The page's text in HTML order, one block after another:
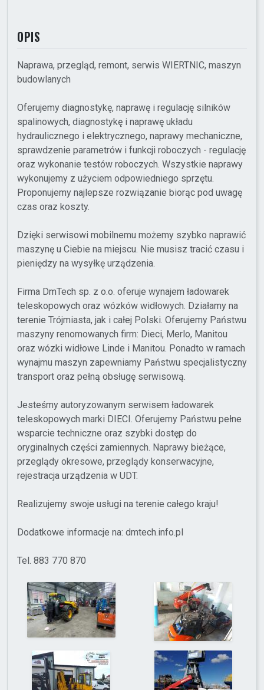
OPIS
Naprawa, przegląd, remont, serwis WIERTNIC, maszyn
budowlanych
Oferujemy diagnostykę, naprawę i regulację silników
spalinowych, diagnostykę i naprawę układu
hydraulicznego i elektrycznego, naprawy mechaniczne,
sprawdzenie parametrów i funkcji roboczych - regulację
oraz wykonanie testów roboczych. Wszystkie naprawy
wykonujemy z użyciem odpowiedniego sprzętu.
Proponujemy najlepsze rozwiązanie biorąc pod uwagę
czas oraz koszty.
Dzięki serwisowi mobilnemu możemy szybko naprawić
maszynę u Ciebie na miejscu. Nie musisz tracić czasu i
pieniędzy na wysyłkę urządzenia.
Firma DmTech sp. z o.o. oferuje wynajem ładowarek
teleskopowych oraz wózków widłowych. Działamy na
terenie Trójmiasta, jak i całej Polski. Oferujemy Państwu
maszyny renomowanych firm: Dieci, Merlo, Manitou
oraz wózki widłowe Linde i Manitou. Ponadto w ramach
wynajmu maszyn zapewniamy Państwu specjalistyczny
transport oraz pełną obsługę serwisową.
Jesteśmy autoryzowanym serwisem ładowarek
teleskopowych marki DIECI. Oferujemy Państwu pełne
wsparcie techniczne oraz szybki dostęp do
oryginalnych części zamiennych. Naprawy bieżące,
przeglądy okresowe, przeglądy konserwacyjne,
rejestracja urządzenia w UDT.
Realizujemy swoje usługi na terenie całego kraju!
Dodatkowe informacje na: dmtech.info.pl
Tel. 883 770 870